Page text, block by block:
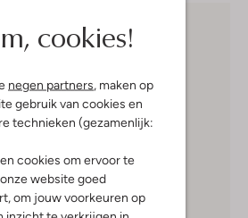
cookies!
negen partners, maken op
gebruik van cookies en
technieken (gezamenlijk:
cookies om ervoor te
website goed
om jouw voorkeuren op